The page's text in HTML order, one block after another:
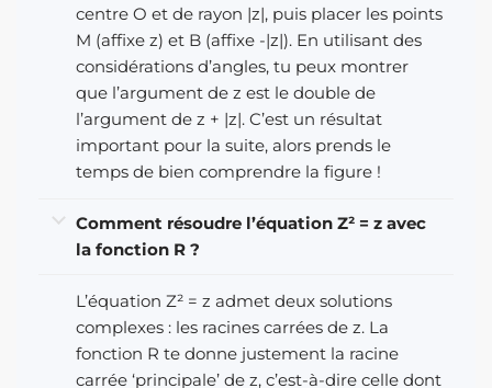
centre O et de rayon |z|, puis placer les points
M (affixe z) et B (affixe -|z|). En utilisant des
considérations d’angles, tu peux montrer
que l’argument de z est le double de
l’argument de z + |z|. C’est un résultat
important pour la suite, alors prends le
temps de bien comprendre la figure !
Comment résoudre l’équation Z² = z avec
la fonction R ?
L’équation Z² = z admet deux solutions
complexes : les racines carrées de z. La
fonction R te donne justement la racine
carrée ‘principale’ de z, c’est-à-dire celle dont